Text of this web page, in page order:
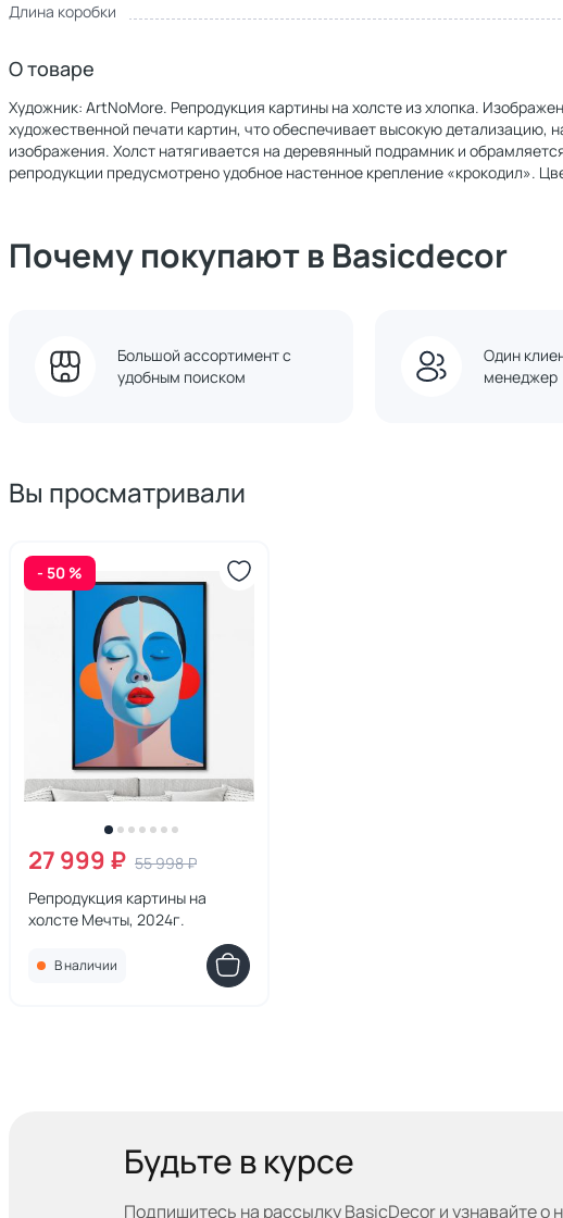
Длина коробки
О товаре
Художник: ArtNoMore. Репродукция картины на холсте из хлопка.
художественной печати картин, что обеспечивает высокую
изображения. Холст натягивается на деревянный подрамник и
репродукции предусмотрено удобное настенное крепление «крокодил».
Почему покупают в Basicdecor
Большой ассортимент с
удобным поиском
Один
менеджер
Вы просматривали
- 50 %
27 999 ₽ 55 998 ₽
Репродукция картины на
холсте Мечты, 2024г.
В наличии
Будьте в курсе
Подпишитесь на рассылку BasicDecor и узнавайтео